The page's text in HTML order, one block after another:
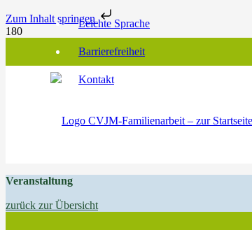
Zum Inhalt springenLeichte Sprache
Barrierefreiheit
Kontakt
Veranstaltung
zurück zur Übersicht